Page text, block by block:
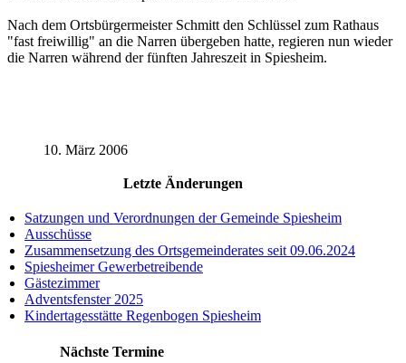
Nach dem Ortsbürgermeister Schmitt den Schlüssel zum Rathaus
"fast freiwillig" an die Narren übergeben hatte, regieren nun wieder
die Narren während der fünften Jahreszeit in Spiesheim.
10. März 2006
Letzte Änderungen
Satzungen und Verordnungen der Gemeinde Spiesheim
Ausschüsse
Zusammensetzung des Ortsgemeinderates seit 09.06.2024
Spiesheimer Gewerbetreibende
Gästezimmer
Adventsfenster 2025
Kindertagesstätte Regenbogen Spiesheim
Nächste Termine